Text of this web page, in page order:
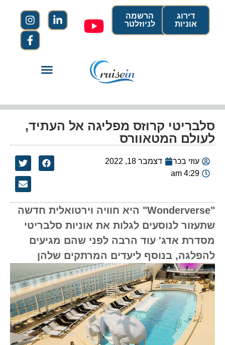
הרשמה
לניוזלטר
דירוג
אוניות
סלבריטי קרוזס מפליגה אל העתיד,
לעולם המטאוורס
עוזי בכר
דצמבר 18, 2022
4:29 am
"Wonderverse" היא חוויה וירטואלית חדשה
שתעזור לנוסעים לגלות את אוניות סלבריטי
מסדרת אדג' עוד הרבה לפני שהם מגיעים
להפלגה, בנוסף ליעדים המרתקים שלהן